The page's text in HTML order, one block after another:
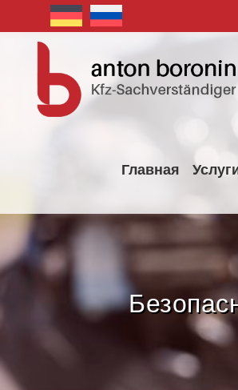
Главная